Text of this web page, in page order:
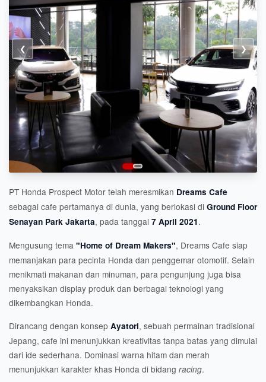
❮ ❯
PT Honda Prospect Motor telah meresmikan Dreams Cafe
sebagai cafe pertamanya di dunia, yang berlokasi di Ground Floor
Senayan Park Jakarta, pada tanggal 7 April 2021.
Mengusung tema "Home of Dream Makers", Dreams Cafe siap
memanjakan para pecinta Honda dan penggemar otomotif. Selain
menikmati makanan dan minuman, para pengunjung juga bisa
menyaksikan display produk dan berbagai teknologi yang
dikembangkan Honda.
Dirancang dengan konsep Ayatori, sebuah permainan tradisional
Jepang, cafe ini menunjukkan kreativitas tanpa batas yang dimulai
dari ide sederhana. Dominasi warna hitam dan merah
menunjukkan karakter khas Honda di bidang racing.